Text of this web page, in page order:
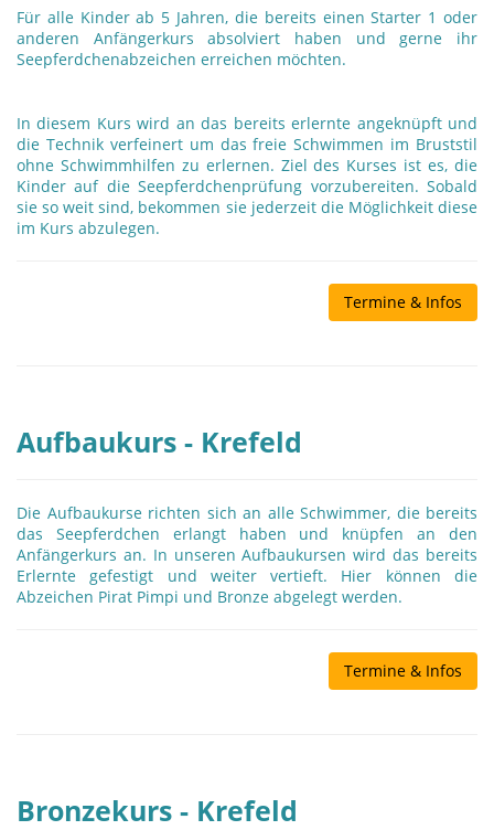
Für alle Kinder ab 5 Jahren, die bereits einen Starter 1 oder
anderen Anfängerkurs absolviert haben und gerne ihr
Seepferdchenabzeichen erreichen möchten.
In diesem Kurs wird an das bereits erlernte angeknüpft und
die Technik verfeinert um das freie Schwimmen im Bruststil
ohne Schwimmhilfen zu erlernen. Ziel des Kurses ist es, die
Kinder auf die Seepferdchenprüfung vorzubereiten. Sobald
sie so weit sind, bekommen sie jederzeit die Möglichkeit diese
im Kurs abzulegen.
Termine & Infos
Aufbaukurs - Krefeld
Die Aufbaukurse richten sich an alle Schwimmer, die bereits
das Seepferdchen erlangt haben und knüpfen an den
Anfängerkurs an. In unseren Aufbaukursen wird das bereits
Erlernte gefestigt und weiter vertieft. Hier können die
Abzeichen Pirat Pimpi und Bronze abgelegt werden.
Termine & Infos
Bronzekurs - Krefeld